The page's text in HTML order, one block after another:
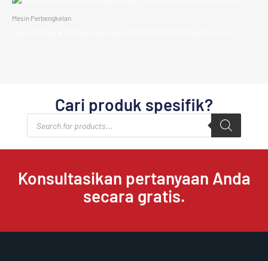
Mesin Perbengkelan
Cari produk spesifik?
Products
search
Konsultasikan pertanyaan Anda
secara gratis.